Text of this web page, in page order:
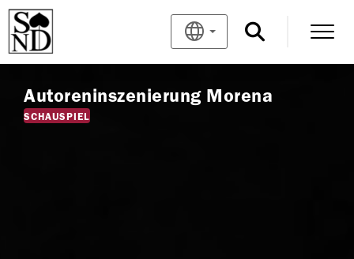
Autoreninszenierung Morena
SCHAUSPIEL